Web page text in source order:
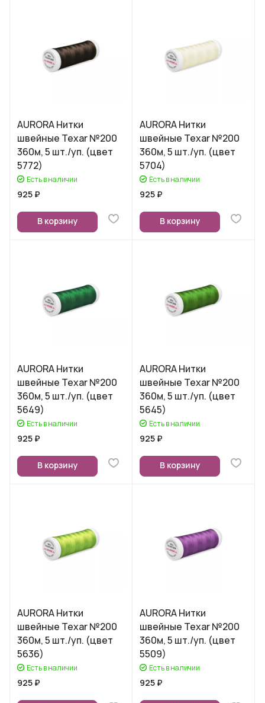
AURORA Нитки
швейные Texar №200
360м, 5 шт./уп. (цвет
5772)
Есть в наличии
925 ₽
В корзину
AURORA Нитки
швейные Texar №200
360м, 5 шт./уп. (цвет
5704)
Есть в наличии
925 ₽
В корзину
AURORA Нитки
швейные Texar №200
360м, 5 шт./уп. (цвет
5649)
Есть в наличии
925 ₽
В корзину
AURORA Нитки
швейные Texar №200
360м, 5 шт./уп. (цвет
5645)
Есть в наличии
925 ₽
В корзину
AURORA Нитки
швейные Texar №200
360м, 5 шт./уп. (цвет
5636)
Есть в наличии
925 ₽
AURORA Нитки
швейные Texar №200
360м, 5 шт./уп. (цвет
5509)
Есть в наличии
925 ₽